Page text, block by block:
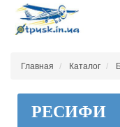
Главная Каталог
РЕСИФИ